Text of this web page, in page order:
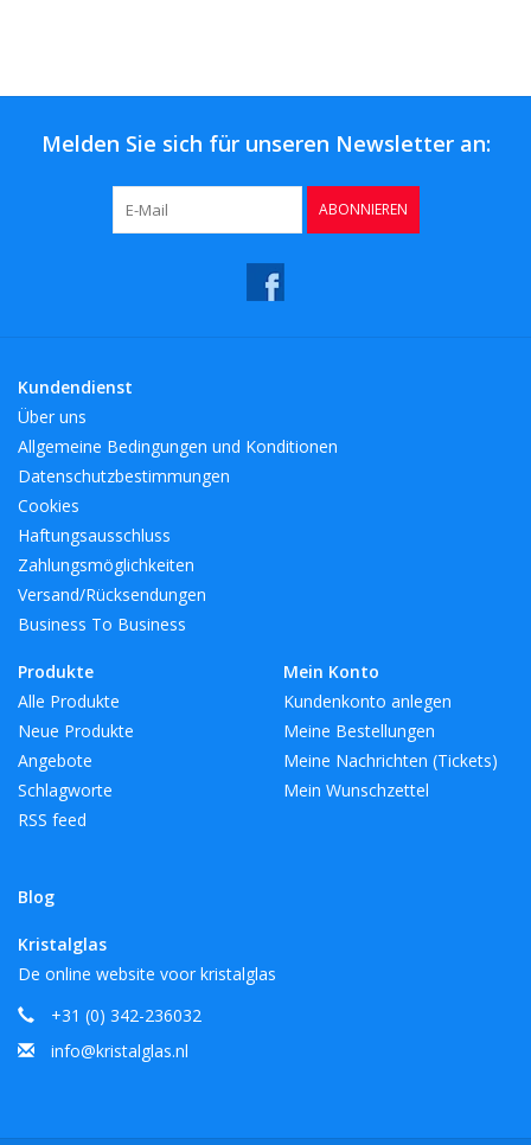
Melden Sie sich für unseren Newsletter an:
ABONNIEREN
Kundendienst
Über uns
Allgemeine Bedingungen und Konditionen
Datenschutzbestimmungen
Cookies
Haftungsausschluss
Zahlungsmöglichkeiten
Versand/Rücksendungen
Business To Business
Produkte
Alle Produkte
Neue Produkte
Angebote
Schlagworte
RSS feed
Blog
Mein Konto
Kundenkonto anlegen
Meine Bestellungen
Meine Nachrichten (Tickets)
Mein Wunschzettel
Kristalglas
De online website voor kristalglas
+31 (0) 342-236032
info@kristalglas.nl